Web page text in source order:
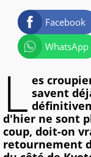
Facebook
WhatsApp
L es
savent
d'hier ne sont
coup, doit-on
retournement